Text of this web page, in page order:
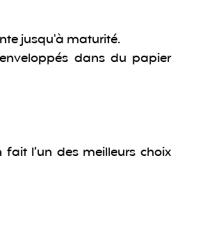
jusqu'à maturité.
dans du papier
l’un des meilleurs choix